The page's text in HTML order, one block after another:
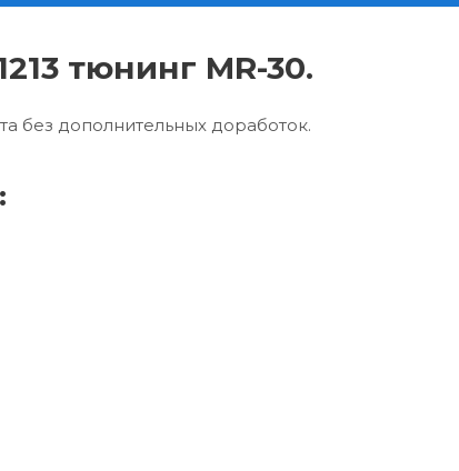
тюнинг MR-30.
без дополнительных доработок.